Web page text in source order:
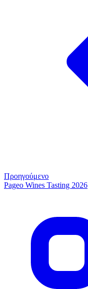
Προηγούμενο
Pageo Wines Tasting 2026